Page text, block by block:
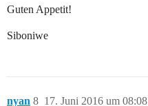
Guten Appetit!
Siboniwe
nyan 17. Juni 2016 um 08:08
8